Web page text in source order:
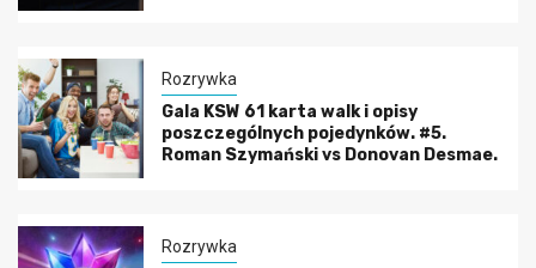
Rozrywka
Gala KSW 61 karta walk i opisy
poszczególnych pojedynków. #5.
Roman Szymański vs Donovan Desmae.
Rozrywka